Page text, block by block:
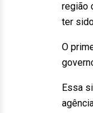
região
ter
O
Essa